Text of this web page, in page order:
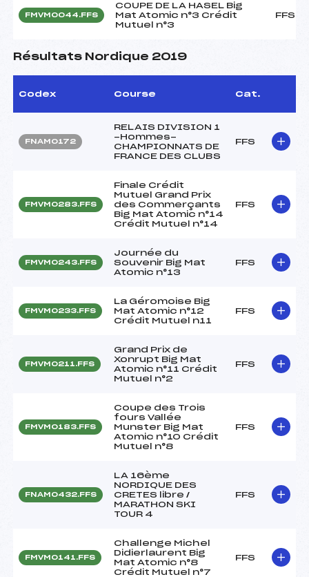
FMVM0044.FFS
COUPE DE LA HASEL Big
Mat Atomic n°3 Crédit
Mutuel n°3
FFS
Résultats Nordique 2019
Codex Course Cat.
FNAM0172
RELAIS DIVISION 1
-Hommes-
CHAMPIONNATS DE
FRANCE DES CLUBS
FFS
FMVM0283.FFS
Finale Crédit
Mutuel Grand Prix
des Commerçants
Big Mat Atomic n°14
Crédit Mutuel n°14
FFS
FMVM0243.FFS
Journée du
Souvenir Big Mat
Atomic n°13
FFS
FMVM0233.FFS
La Géromoise Big
Mat Atomic n°12
Crédit Mutuel n11
FFS
FMVM0211.FFS
Grand Prix de
Xonrupt Big Mat
Atomic n°11 Crédit
Mutuel n°2
FFS
FMVM0183.FFS
Coupe des Trois
fours Vallée
Munster Big Mat
Atomic n°10 Crédit
Mutuel n°8
FFS
FNAM0432.FFS
LA 16ème
NORDIQUE DES
CRETES libre /
MARATHON SKI
TOUR 4
FFS
FMVM0141.FFS
Challenge Michel
Didierlaurent Big
Mat Atomic n°8
Crédit Mutuel n°7
FFS